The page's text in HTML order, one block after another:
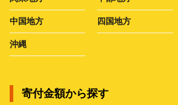
中国地方 四国地方
沖縄
寄付金額から探す